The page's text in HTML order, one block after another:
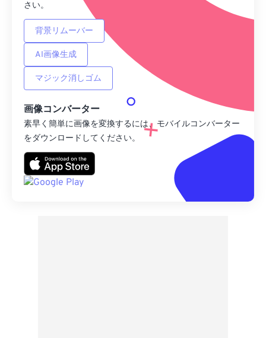
さい。
背景リムーバー
AI画像生成
マジック消しゴム
画像コンバーター
素早く簡単に画像を変換するには、モバイルコンバーター
をダウンロードしてください。